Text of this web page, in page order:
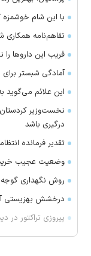
با این شام خوشمزه
تفاهم‌نامه همکاری
فریب این دارو‌ها
آمادگی شبستر برای
این علائم
نخست‌وزیر
درگیری باشد
تقدیر فرمانده
وضعیت عجیب
روش نگهداری گوجه
درخشش بهزیستی
پیروزی تراکتور در